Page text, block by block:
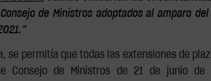
de Ministros adoptados al amparo
se permitía que todas las extensiones de
Consejo de Ministros de 21 de junio